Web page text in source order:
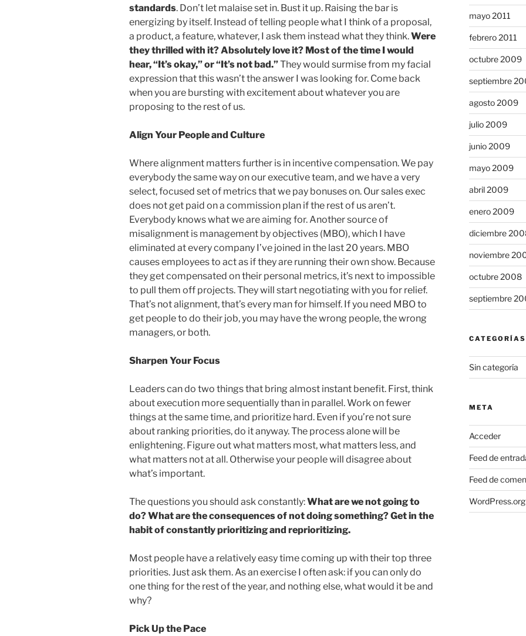
standards. Don’t let malaise set in. Bust it up. Raising the bar is
energizing by itself. Instead of telling people what I think of a proposal,
a product, a feature, whatever, I ask them instead what they think.Were
they thrilled with it? Absolutely love it? Most of the time I would
hear, “It’s okay,” or “It’s not bad.”They would surmise from my facial
expression that this wasn’t the answer I was looking for. Come back
when you are bursting with excitement about whatever you are
proposing to the rest of us.
Align Your People and Culture
Where alignment matters further is in incentive compensation. We pay
everybody the same way on our executive team, and we have a very
select, focused set of metrics that we pay bonuses on. Our sales exec
does not get paid on a commission plan if the rest of us aren’t.
Everybody knows what we are aiming for. Another source of
misalignment is management by objectives (MBO), which I have
eliminated at every company I’ve joined in the last 20 years. MBO
causes employees to act as if they are running their own show. Because
they get compensated on their personal metrics, it’s next to impossible
to pull them off projects. They will start negotiating with you for relief.
That’s not alignment, that’s every man for himself. If you need MBO to
get people to do their job, you may have the wrong people, the wrong
managers, or both.
Sharpen Your Focus
Leaders can do two things that bring almost instant benefit. First, think
about execution more sequentially than in parallel. Work on fewer
things at the same time, and prioritize hard. Even if you’re not sure
about ranking priorities, do it anyway. The process alone will be
enlightening. Figure out what matters most, what matters less, and
what matters not at all. Otherwise your people will disagree about
what’s important.
The questions you should ask constantly:What are we not going to
do? What are the consequences of not doing something? Get in the
habit of constantly prioritizing and reprioritizing.
Most people have a relatively easy time coming up with their top three
priorities. Just ask them. As an exercise I often ask: if you can only do
one thing for the rest of the year, and nothing else, what would it be and
why?
Pick Up the Pace
mayo 2011
febrero 2011
octubre 2009
septiembre
agosto 2009
julio 2009
junio 2009
mayo 2009
abril 2009
enero 2009
diciembre
noviembre
octubre 2008
septiembre
CATEGORÍAS
Sin categoría
META
Acceder
Feed de
Feed de
WordPress.org